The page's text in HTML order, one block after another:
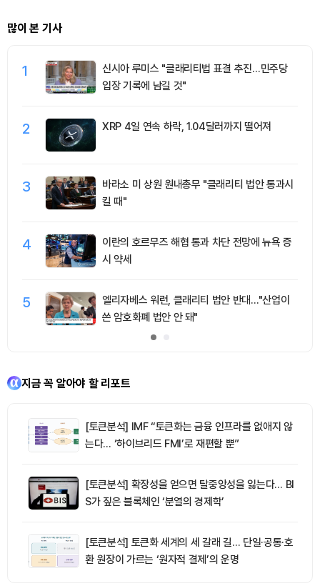
많이 본 기사
1
신시아 루미스 "클래리티법 표결 추진…민주당
입장 기록에 남길 것"
2 XRP 4일 연속 하락, 1.04달러까지 떨어져
3
바라소 미 상원 원내총무 "클래리티 법안 통과시
킬 때"
4
이란의 호르무즈 해협 통과 차단 전망에 뉴욕 증
시 약세
5
엘리자베스 워런, 클래리티 법안 반대…"산업이
쓴 암호화폐 법안 안 돼"
지금 꼭 알아야 할 리포트
[토큰분석] IMF “토큰화는 금융 인프라를 없애지 않
는다… ‘하이브리드 FMI’로 재편할 뿐”
[토큰분석] 확장성을 얻으면 탈중앙성을 잃는다… BI
S가 짚은 블록체인 ‘분열의 경제학’
[토큰분석] 토큰화 세계의 세 갈래 길… 단일·공통·호
환 원장이 가르는 ‘원자적 결제’의 운명